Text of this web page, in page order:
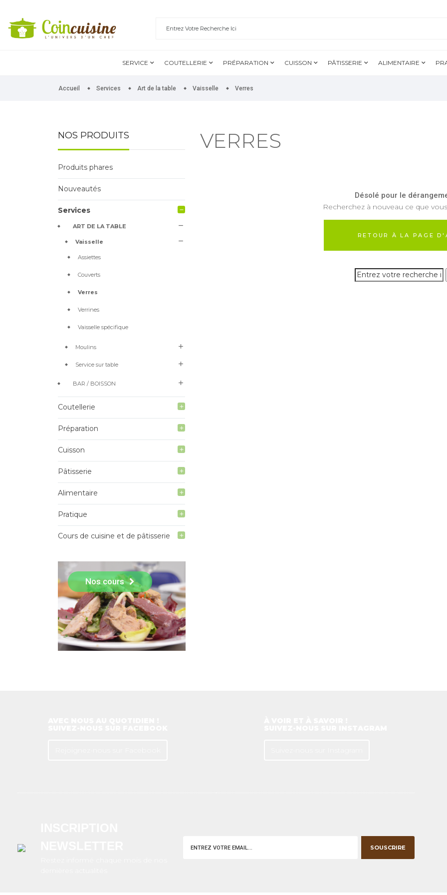
SERVICE COUTELLERIE PRÉPARATION CUISSON PÂTISSERIE ALIMENTAIRE
Accueil Services Art de la table Vaisselle Verres
NOS PRODUITS
Produits phares
Nouveautés
Services remove
ART DE LA TABLE remove
Vaisselle remove
Assiettes
Couverts
Verres
Verrines
Vaisselle spécifique
Moulins add
Service sur table add
BAR / BOISSON add
Coutellerie add
Préparation add
Cuisson add
Pâtisserie add
Alimentaire add
Pratique add
Cours de cuisine et de pâtisserie add
Nos cours
VERRES
Désolé pour le
Recherchez à nouveau ce que
RETOUR À LA PAGE
SOUSCRIRE